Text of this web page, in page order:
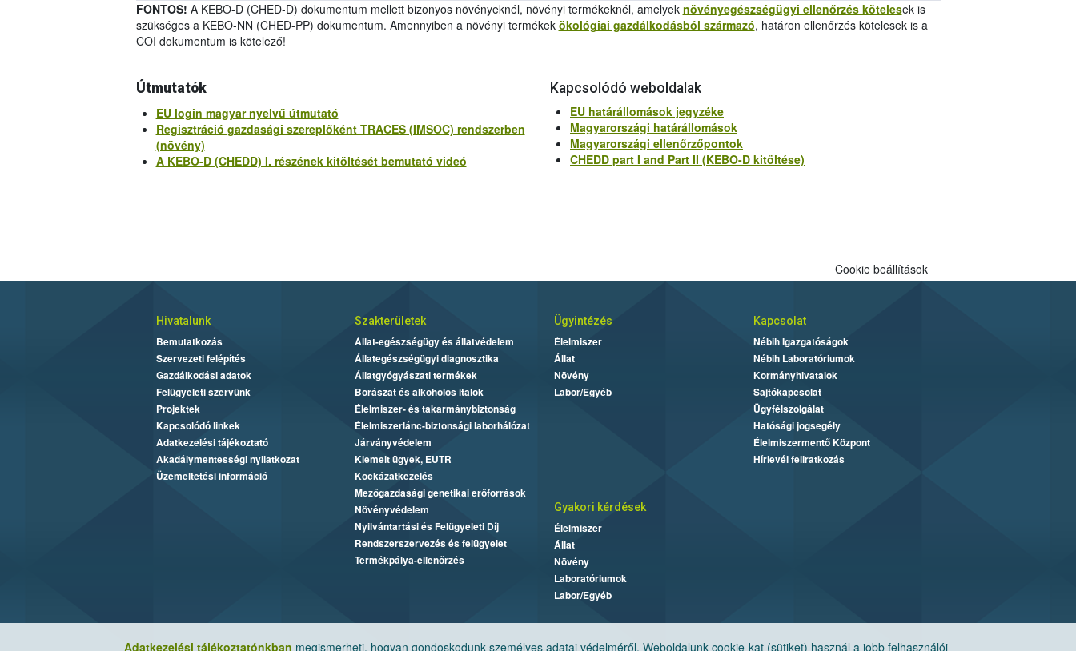
FONTOS! A KEBO-D (CHED-D) dokumentum mellett bizonyos növényeknél, növényi termékeknél, amelyek növényegészségügyi ellenőrzés kötelesek is
szükséges a KEBO-NN (CHED-PP) dokumentum. Amennyiben a növényi termékek ökológiai gazdálkodásból származó, határon ellenőrzés kötelesek is a
COI dokumentum is kötelező!
Útmutatók
EU login magyar nyelvű útmutató
Regisztráció gazdasági szereplőként TRACES (IMSOC) rendszerben
(növény)
A KEBO-D (CHEDD) I. részének kitöltését bemutató videó
Kapcsolódó weboldalak
EU határállomások jegyzéke
Magyarországi határállomások
Magyarországi ellenőrzőpontok
CHEDD part I and Part II (KEBO-D kitöltése)
Adatkezelési tájékoztatónkban megismerheti, hogyan gondoskodunk személyes adatai védelméről. Weboldalunk cookie-kat (sütiket) használ a jobb felhasználói
Cookie beállítások
Hivatalunk
Bemutatkozás
Szervezeti felépítés
Gazdálkodási adatok
Felügyeleti szervünk
Projektek
Kapcsolódó linkek
Adatkezelési tájékoztató
Akadálymentességi nyilatkozat
Üzemeltetési információ
Szakterületek
Állat-egészségügy és állatvédelem
Állategészségügyi diagnosztika
Állatgyógyászati termékek
Borászat és alkoholos italok
Élelmiszer- és takarmánybiztonság
Élelmiszerlánc-biztonsági laborhálózat
Járványvédelem
Kiemelt ügyek, EUTR
Kockázatkezelés
Mezőgazdasági genetikai erőforrások
Növényvédelem
Nyilvántartási és Felügyeleti Díj
Rendszerszervezés és felügyelet
Termékpálya-ellenőrzés
Ügyintézés
Élelmiszer
Állat
Növény
Labor/Egyéb
Kapcsolat
Nébih Igazgatóságok
Nébih Laboratóriumok
Kormányhivatalok
Sajtókapcsolat
Ügyfélszolgálat
Hatósági jogsegély
Élelmiszermentő Központ
Hírlevél feliratkozás
Gyakori kérdések
Élelmiszer
Állat
Növény
Laboratóriumok
Labor/Egyéb